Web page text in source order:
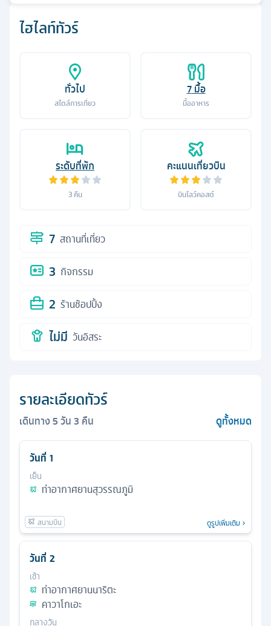
ไฮไลท์ทัวร์
ทั่วไป
สไตล์การเที่ยว
7มื้อ
มื้ออาหาร
ระดับที่พัก
3คืน
คะแนนเที่ยวบิน
บินโลว์คอสต์
7 สถานที่เที่ยว
3 กิจกรรม
2 ร้านช้อปปิ้ง
ไม่มี วันอิสระ
รายละเอียดทัวร์
เดินทาง5วัน3 คืน ดูทั้งหมด
วันที่ 1
เย็น
ท่าอากาศยานสุวรรณภูมิ
ดูรูปเพิ่มเติม
วันที่ 2
เช้า
ท่าอากาศยานนาริตะ
คาวาโกเอะ
กลางวัน